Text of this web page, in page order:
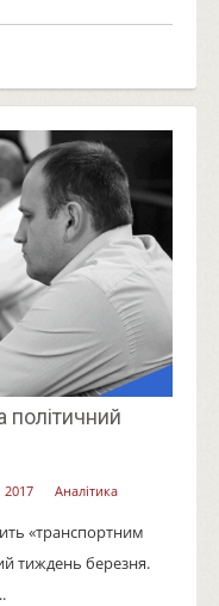
політичний
2017 Аналітика
«транспортним
тиждень березня.